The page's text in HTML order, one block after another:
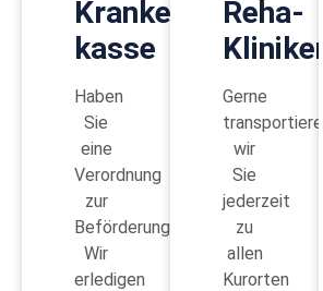
Kranken­
kasse
Haben
Sie
eine
Verordnung
zur
Beförderung?
Wir
erledigen
Reha-
Kliniken
Gerne
transportieren
wir
Sie
jederzeit
zu
allen
Kurorten